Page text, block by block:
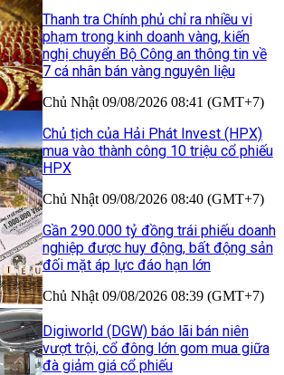
Thanh tra Chính phủ chỉ ra nhiều vi
phạm trong kinh doanh vàng, kiến
nghị chuyển Bộ Công an thông tin về
7 cá nhân bán vàng nguyên liệu
Chủ Nhật 09/08/2026 08:41 (GMT+7)
Chủ tịch của Hải Phát Invest (HPX)
mua vào thành công 10 triệu cổ phiếu
HPX
Chủ Nhật 09/08/2026 08:40 (GMT+7)
Gần 290.000 tỷ đồng trái phiếu doanh
nghiệp được huy động, bất động sản
đối mặt áp lực đáo hạn lớn
Chủ Nhật 09/08/2026 08:39 (GMT+7)
Digiworld (DGW) báo lãi bán niên
vượt trội, cổ đông lớn gom mua giữa
đà giảm giá cổ phiếu